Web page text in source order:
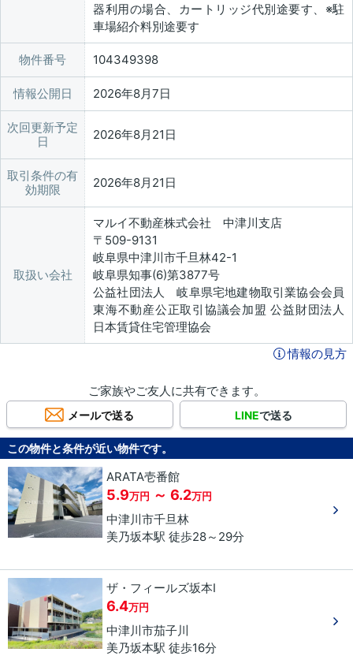
器利用の場合、カートリッジ代別途要す、※駐
車場紹介料別途要す
物件番号 104349398
情報公開日 2026年8月7日
次回更新予定
日
2026年8月21日
取引条件の有
効期限
2026年8月21日
取扱い会社
マルイ不動産株式会社 中津川支店
〒509-9131
岐阜県中津川市千旦林42-1
岐阜県知事(6)第3877号
公益社団法人 岐阜県宅地建物取引業協会会員
東海不動産公正取引協議会加盟 公益財団法人
日本賃貸住宅管理協会
情報の見方
ご家族やご友人に共有できます。
メールで送る LINEで送る
この物件と条件が近い物件です。
ARATA壱番館
5.9万円 ～ 6.2万円
中津川市千旦林
美乃坂本駅 徒歩28～29分
ザ・フィールズ坂本Ⅰ
6.4万円
中津川市茄子川
美乃坂本駅 徒歩16分